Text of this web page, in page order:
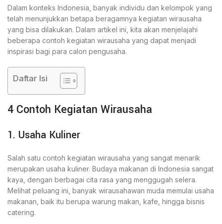
Dalam konteks Indonesia, banyak individu dan kelompok yang
telah menunjukkan betapa beragamnya kegiatan wirausaha
yang bisa dilakukan. Dalam artikel ini, kita akan menjelajahi
beberapa contoh kegiatan wirausaha yang dapat menjadi
inspirasi bagi para calon pengusaha.
Daftar Isi
4 Contoh Kegiatan Wirausaha
1. Usaha Kuliner
Salah satu contoh kegiatan wirausaha yang sangat menarik
merupakan usaha kuliner. Budaya makanan di Indonesia sangat
kaya, dengan berbagai cita rasa yang menggugah selera.
Melihat peluang ini, banyak wirausahawan muda memulai usaha
makanan, baik itu berupa warung makan, kafe, hingga bisnis
catering.